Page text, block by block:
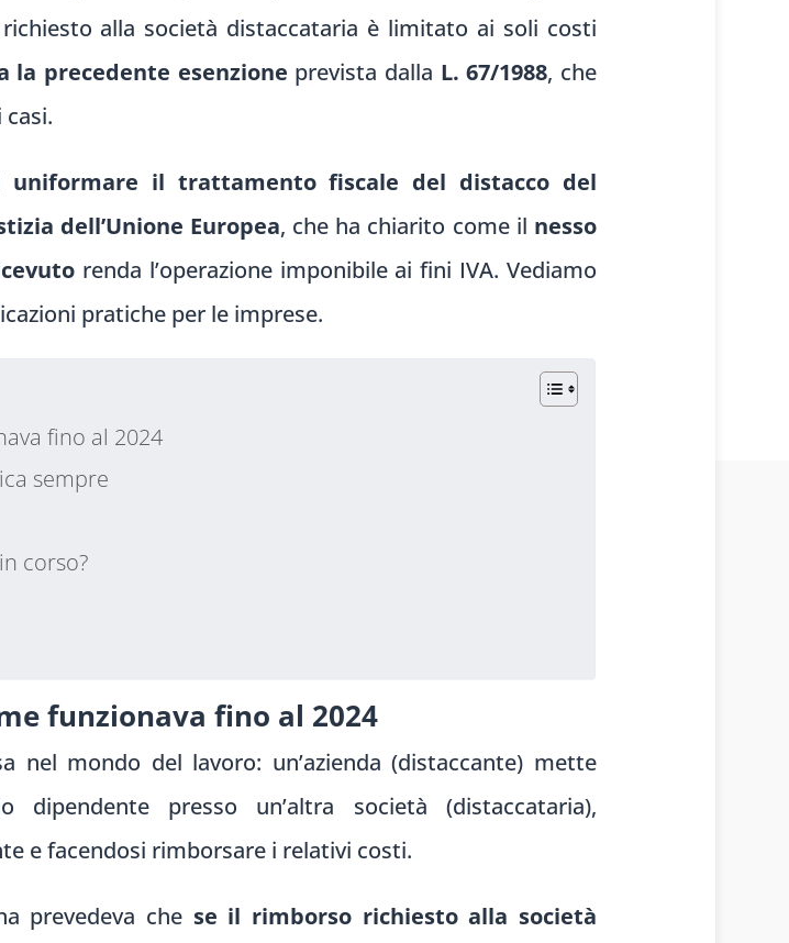
alla società distaccataria è limitato ai soli costi
la precedente esenzione prevista dalla L. 67/1988, che
casi.
uniformare il trattamento fiscale del distacco del
dell’Unione Europea, che ha chiarito come il nesso
renda l’operazione imponibile ai fini IVA. Vediamo
pratiche per le imprese.
fino al 2024
sempre
corso?
funzionava fino al 2024
nel mondo del lavoro: un’azienda (distaccante) mette
presso un’altra società (distaccataria),
e facendosi rimborsare i relativi costi.
prevedeva che se il rimborso richiesto alla società